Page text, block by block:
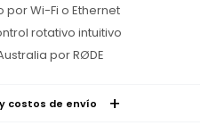
Wi-Fi o Ethernet
rotativo intuitivo
por RØDE
costos de envío